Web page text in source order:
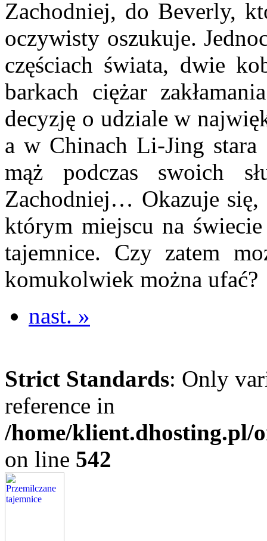
Zachodniej, do Beverly,
oczywisty oszukuje.
częściach świata, dwie
barkach ciężar
decyzję o udziale w
a w Chinach Li-Jing
mąż podczas swoich
Zachodniej… Okazuje się,
którym miejscu na
tajemnice. Czy zatem
komukolwiek można ufać?
nast. »
Strict Standards: Only
reference in
/home/klient.dhosting.pl/
on line 542